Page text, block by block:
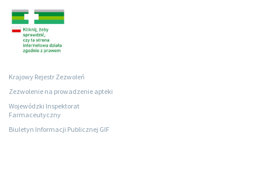
Krajowy Rejestr Zezwoleń
Zezwolenie na prowadzenie apteki
Wojewódzki Inspektorat
Farmaceutyczny
Biuletyn Informacji Publicznej GIF